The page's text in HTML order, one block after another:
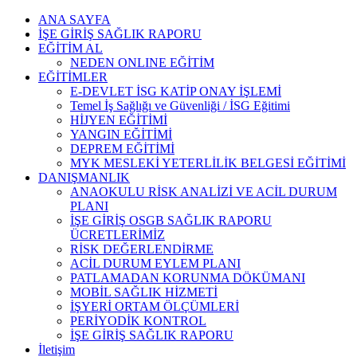
Skip
content
ANA SAYFA
İŞE GİRİŞ SAĞLIK RAPORU
EĞİTİM AL
NEDEN ONLINE EĞİTİM
EĞİTİMLER
E-DEVLET İSG KATİP ONAY İŞLEMİ
Temel İş Sağlığı ve Güvenliği / İSG Eğitimi
HİJYEN EĞİTİMİ
YANGIN EĞİTİMİ
DEPREM EĞİTİMİ
MYK MESLEKİ YETERLİLİK BELGESİ EĞİTİMİ
DANIŞMANLIK
ANAOKULU RİSK ANALİZİ VE ACİL DURUM
PLANI
İŞE GİRİŞ OSGB SAĞLIK RAPORU
ÜCRETLERİMİZ
RİSK DEĞERLENDİRME
ACİL DURUM EYLEM PLANI
PATLAMADAN KORUNMA DÖKÜMANI
MOBİL SAĞLIK HİZMETİ
İŞYERİ ORTAM ÖLÇÜMLERİ
PERİYODİK KONTROL
İŞE GİRİŞ SAĞLIK RAPORU
İletişim